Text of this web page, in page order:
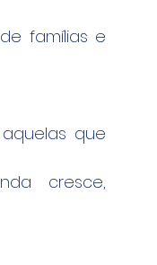
famílias e
que
cresce,